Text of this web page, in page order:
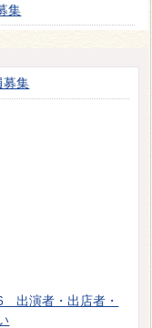
集
募集
出演者・出店者・